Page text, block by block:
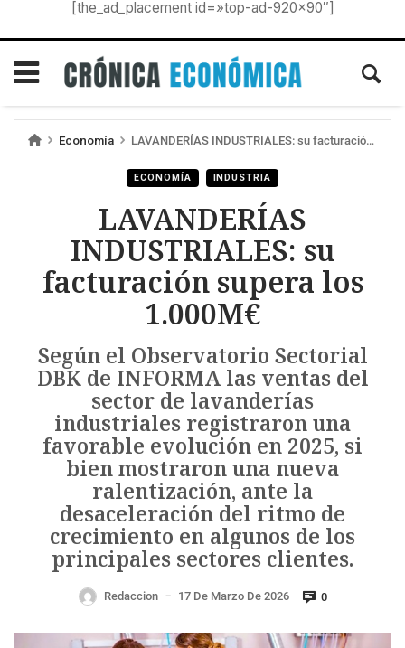
[the_ad_placement id=»top-ad-920×90″]
Economía LAVANDERÍAS INDUSTRIALES: su facturación supera los 1.000M€
ECONOMÍA INDUSTRIA
LAVANDERÍAS
INDUSTRIALES: su
facturación supera los
1.000M€
Según el Observatorio Sectorial
DBK de INFORMA las ventas del
sector de lavanderías
industriales registraron una
favorable evolución en 2025, si
bien mostraron una nueva
ralentización, ante la
desaceleración del ritmo de
crecimiento en algunos de los
principales sectores clientes.
Redaccion — 17 De Marzo De 2026 0